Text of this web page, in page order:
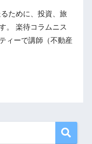
ために、投資、旅
。 楽待コラムニス
ィーで講師（不動産